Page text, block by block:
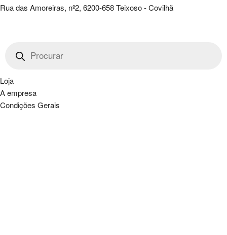
Rua das Amoreiras, nº2, 6200-658 Teixoso - Covilhã
search
Loja
A empresa
Condições Gerais